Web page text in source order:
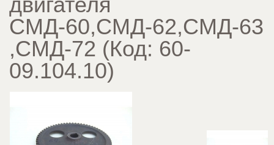
СМД-60,СМД-62,СМД-63
,СМД-72 (Код: 60-
09.104.10)